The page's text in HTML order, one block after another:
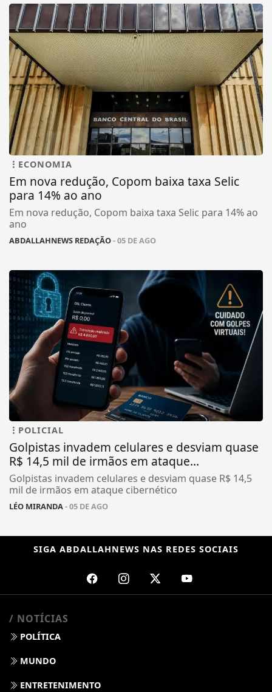
ECONOMIA
Em nova redução, Copom baixa taxa Selic
para 14% ao ano
Em nova redução, Copom baixa taxa Selic para 14% ao
ano
ABDALLAHNEWS REDAÇÃO- 05 DE AGO
POLICIAL
Golpistas invadem celulares e desviam quase
R$ 14,5 mil de irmãos em ataque...
Golpistas invadem celulares e desviam quase R$ 14,5
mil de irmãos em ataque cibernético
LÉO MIRANDA- 05 DE AGO
SIGA ABDALLAHNEWS NAS REDES SOCIAIS
/ NOTÍCIAS
POLÍTICA
MUNDO
ENTRETENIMENTO